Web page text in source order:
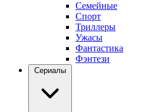
Семейные
Спорт
Триллеры
Ужасы
Фантастика
Фэнтези
Сериалы